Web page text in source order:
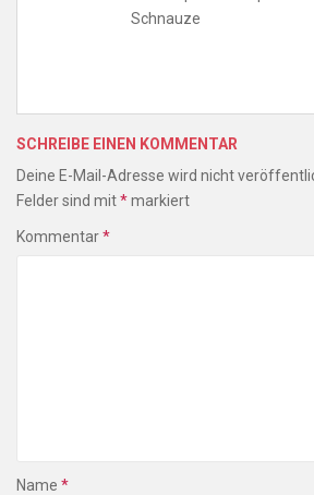
Schnauze
SCHREIBE EINEN KOMMENTAR
Deine E-Mail-Adresse wird nicht
Felder sind mit*markiert
Kommentar*
Name *